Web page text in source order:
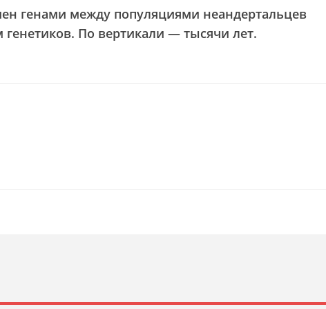
генами между популяциями неандертальцев
По вертикали — тысячи лет.